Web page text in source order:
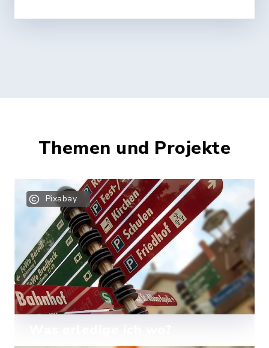
Themen und Projekte
Pixabay